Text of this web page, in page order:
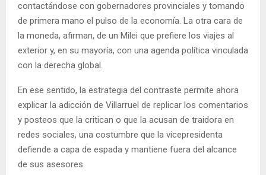
contactándose con gobernadores provinciales y tomando
de primera mano el pulso de la economía. La otra cara de
la moneda, afirman, de un Milei que prefiere los viajes al
exterior y, en su mayoría, con una agenda política vinculada
con la derecha global.
En ese sentido, la estrategia del contraste permite ahora
explicar la adicción de Villarruel de replicar los comentarios
y posteos que la critican o que la acusan de traidora en
redes sociales, una costumbre que la vicepresidenta
defiende a capa de espada y mantiene fuera del alcance
de sus asesores.